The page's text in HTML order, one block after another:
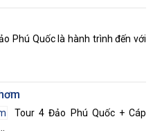
Phú Quốc là hành trình đến với
Tour 4 Đảo Phú Quốc + Cáp